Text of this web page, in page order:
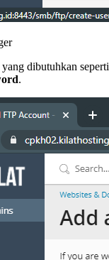
dibutuhkan seperti
.